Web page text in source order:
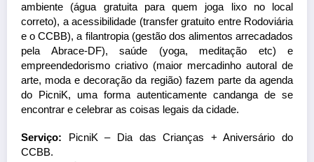
ambiente (água gratuita para quem joga lixo no local
correto), a acessibilidade (transfer gratuito entre Rodoviária
e o CCBB), a filantropia (gestão dos alimentos arrecadados
pela Abrace-DF), saúde (yoga, meditação etc) e
empreendedorismo criativo (maior mercadinho autoral de
arte, moda e decoração da região) fazem parte da agenda
do PicniK, uma forma autenticamente candanga de se
encontrar e celebrar as coisas legais da cidade.
Serviço: PicniK – Dia das Crianças + Aniversário do
CCBB.